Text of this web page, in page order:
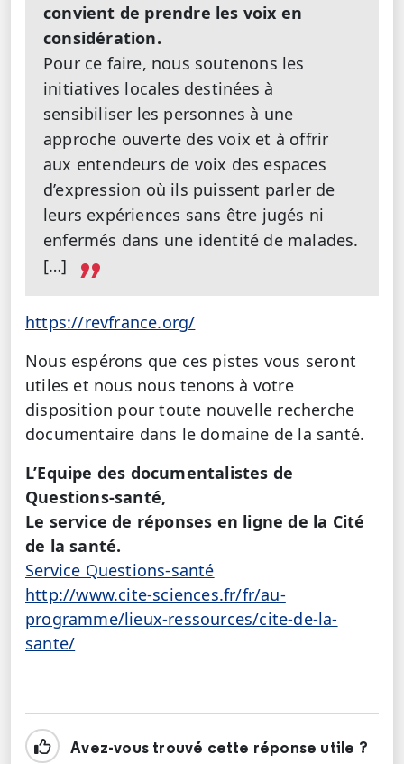
convient de prendre les voix en
considération.
Pour ce faire, nous soutenons les
initiatives locales destinées à
sensibiliser les personnes à une
approche ouverte des voix et à offrir
aux entendeurs de voix des espaces
d’expression où ils puissent parler de
leurs expériences sans être jugés ni
enfermés dans une identité de malades.
[…]
https://revfrance.org/
Nous espérons que ces pistes vous seront
utiles et nous nous tenons à votre
disposition pour toute nouvelle recherche
documentaire dans le domaine de la santé.
L’Equipe des documentalistes de
Questions-santé,
Le service de réponses en ligne de la Cité
de la santé.
Service Questions-santé
http://www.cite-sciences.fr/fr/au-
programme/lieux-ressources/cite-de-la-
sante/
Avez-vous trouvé cette réponse utile ?